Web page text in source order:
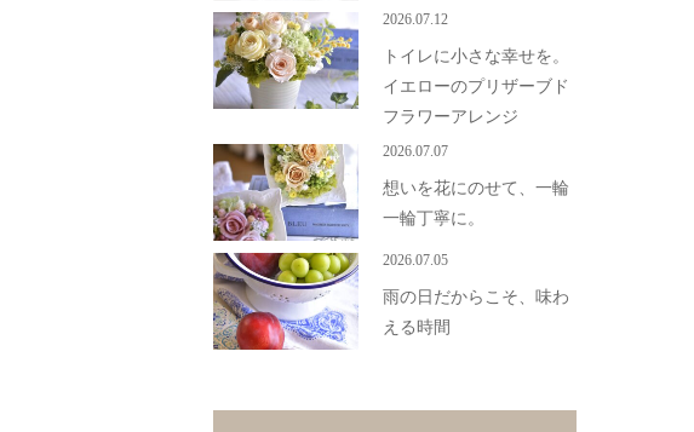
2026.07.12
トイレに小さな幸せを。
イエローのプリザーブド
フラワーアレンジ
2026.07.07
想いを花にのせて、一輪
一輪丁寧に。
2026.07.05
雨の日だからこそ、味わ
える時間